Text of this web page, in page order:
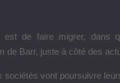
est de faire migrer, dans
de Barr, juste à côté des
sociétés vont poursuivre